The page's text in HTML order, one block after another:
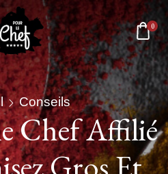
0
Conseils
Chef Affilié